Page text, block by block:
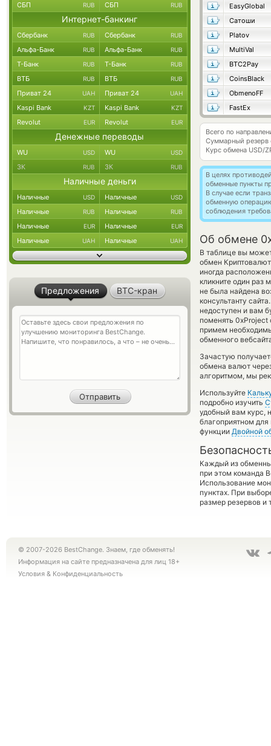
EasyGlobal
Сатоши
Platov
MultiVal
BTC2Pay
CoinsBlack
ObmenoFF
FastEx
Всего по
Суммарный резерв
Курс обмена USD/
В целях
обменные пункты
В случае если
обменную
соблюдения
Об обмене
В таблице вы
обмен
иногда
кликните один раз
не была найдена
консультанту
недоступен и вам
поменять
примем
обменного
Зачастую
обмена валют
алгоритмом, мы
Используйте
подробно изучить
удобный вам курс,
благоприятном
функции Двойной
Каждый из
при этом команда
Использование
пунктах. При
размер резервов и
СБП RUB СБП RUB
Интернет-банкинг
Сбербанк RUB Сбербанк RUB
Альфа-Банк RUB Альфа-Банк RUB
Т-Банк RUB Т-Банк RUB
ВТБ RUB ВТБ RUB
Приват 24 UAH Приват 24 UAH
Kaspi Bank KZT Kaspi Bank KZT
Revolut EUR Revolut EUR
Денежные переводы
WU USD WU USD
ЗК RUB ЗК RUB
Наличные деньги
Наличные USD Наличные USD
Наличные RUB Наличные RUB
Наличные EUR Наличные EUR
Наличные UAH Наличные UAH
Предложения BTC-кран
© 2007-2026 BestChange. Знаем, где обменять!
Информация на сайте предназначена для лиц 18+
Условия & Конфиденциальность